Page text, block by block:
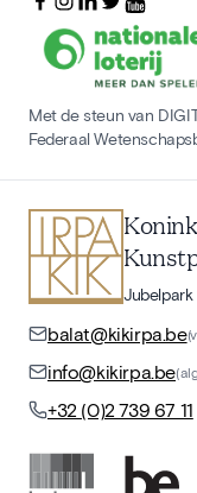
Met de steun van
Federaal
Jubelpark
balat@kikirpa.be
info@kikirpa.be
+32 (0)2 739 67 11